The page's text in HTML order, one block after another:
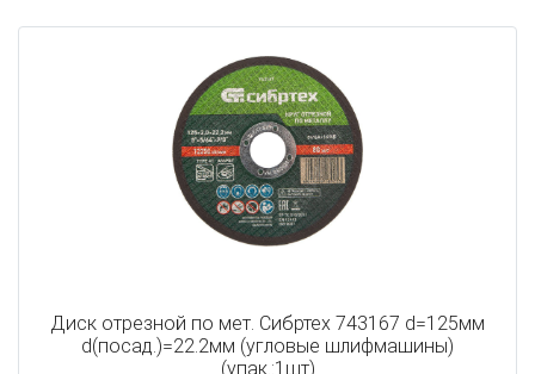
Диск отрезной по мет. Сибртех 743167 d=125мм
d(посад.)=22.2мм (угловые шлифмашины)
(упак.:1шт)